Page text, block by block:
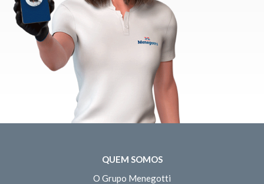
QUEM SOMOS
O Grupo Menegotti